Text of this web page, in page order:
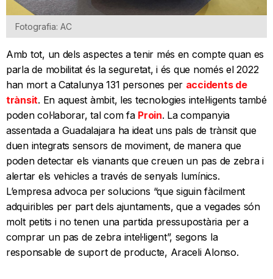
Fotografia: AC
Amb tot, un dels aspectes a tenir més en compte quan es
parla de mobilitat és la seguretat, i és que només el 2022
han mort a Catalunya 131 persones per accidents de
trànsit. En aquest àmbit, les tecnologies intel·ligents també
poden col·laborar, tal com fa Proin. La companyia
assentada a Guadalajara ha ideat uns pals de trànsit que
duen integrats sensors de moviment, de manera que
poden detectar els vianants que creuen un pas de zebra i
alertar els vehicles a través de senyals lumínics.
L’empresa advoca per solucions “que siguin fàcilment
adquiribles per part dels ajuntaments, que a vegades són
molt petits i no tenen una partida pressupostària per a
comprar un pas de zebra intel·ligent”, segons la
responsable de suport de producte, Araceli Alonso.